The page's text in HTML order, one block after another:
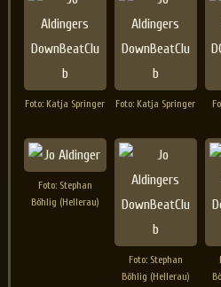
Foto: Katja Springer Foto: Katja Springer
Foto: Stephan
Böhlig (Hellerau)
Foto: Stephan
Böhlig (Hellerau)